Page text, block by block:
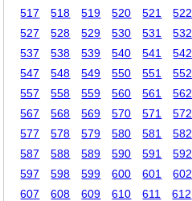
517
518 519 520 521 522
527
528 529 530 531 532
537
538 539 540 541 542
547
548 549 550 551 552
557
558 559 560 561 562
567
568 569 570 571 572
577
578 579 580 581 582
587
588 589 590 591 592
597
598 599 600 601 602
607
608 609 610 611 612